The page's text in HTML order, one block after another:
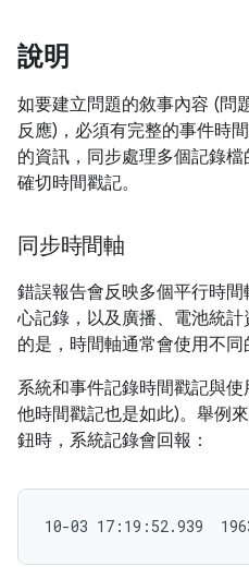
說明
如要建立問題的敘事內容 (問
反應)，必須有完整的事件時
的資訊，同步處理多個記錄
確切時間戳記。
同步時間軸
錯誤報告會反映多個平行時
心記錄，以及廣播、電池統
的是，時間軸通常會使用不同
系統和事件記錄時間戳記與
他時間戳記也是如此)。舉例
鈕時，系統記錄會回報：
10-03 17:19:52.939